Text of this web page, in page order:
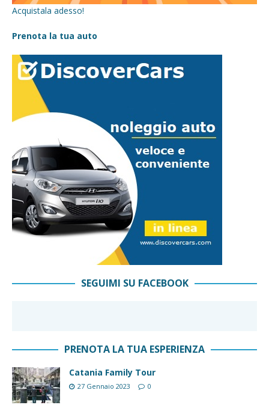
Acquistala adesso!
Prenota la tua auto
SEGUIMI SU FACEBOOK
PRENOTA LA TUA ESPERIENZA
Catania Family Tour
27 Gennaio 2023 0